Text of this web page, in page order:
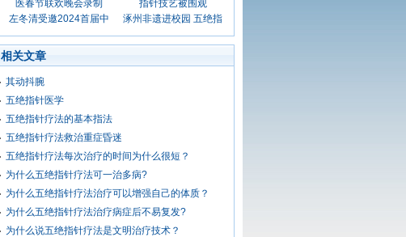
左冬清受邀2024首届中 涿州非遗进校园 五绝指
相关文章
其动抖腕
五绝指针医学
五绝指针疗法的基本指法
五绝指针疗法救治重症昏迷
五绝指针疗法每次治疗的时间为什么很短？
为什么五绝指针疗法可一治多病?
为什么五绝指针疗法治疗可以增强自己的体质？
为什么五绝指针疗法治疗病症后不易复发?
为什么说五绝指针疗法是文明治疗技术？